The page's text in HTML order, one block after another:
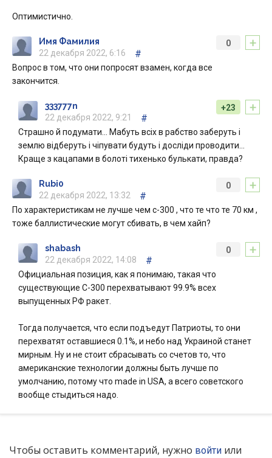
Оптимистично.
+
0
Имя Фамилия
22 декабря 2022, 6:16
#
Вопрос в том, что они попросят взамен, когда все
закончится.
+
+23
333777n
22 декабря 2022, 9:21
#
Страшно й подумати… Мабуть всіх в рабство заберуть і
землю відберуть і чіпувати будуть і досліди проводити…
Краще з кацапами в болоті тихенько булькати, правда?
+
0
Rubi0
22 декабря 2022, 13:32
#
По характеристикам не лучше чем с-300 , что те что те 70 км ,
тоже баллистические могут сбивать, в чем хайп?
+
0
shabash
22 декабря 2022, 14:08
#
Официальная позиция, как я понимаю, такая что
существующие С-300 перехватывают 99.9% всех
выпущенных РФ ракет.
Тогда получается, что если подъедут Патриоты, то они
перехватят оставшиеся 0.1%, и небо над Украиной станет
мирным. Ну и не стоит сбрасывать со счетов то, что
американские технологии должны быть лучше по
умолчанию, потому что made in USA, а всего советского
вообще стыдиться надо.
Чтобы оставить комментарий, нужно войти или